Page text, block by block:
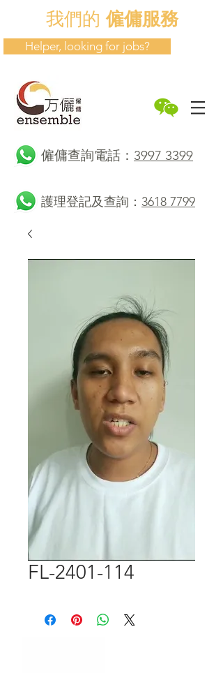
我們的僱傭服務
Helper, looking for jobs?
​僱傭查詢電話： 3997 3399
護理登記及查詢： 3618 7799
FL-2401-114